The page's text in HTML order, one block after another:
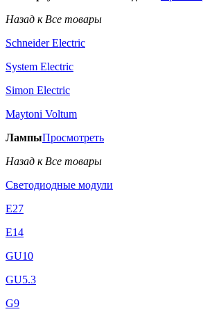
Назад к Все товары
Schneider Electric
System Electric
Simon Electric
Maytoni Voltum
ЛампыПросмотреть
Назад к Все товары
Светодиодные модули
E27
E14
GU10
GU5.3
G9